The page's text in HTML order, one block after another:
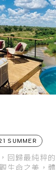
SUMMER
回歸最純粹
生命之美，